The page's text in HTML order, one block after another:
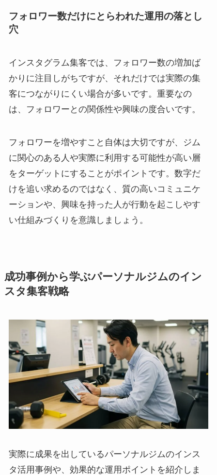
フォロワー数だけにとらわれた運用の落とし
穴
インスタグラム集客では、フォロワー数の増加ば
かりに注目しがちですが、それだけでは実際の集
客につながりにくい場合が多いです。重要なの
は、フォロワーとの関係性や興味の度合いです。
フォロワーを増やすこと自体は大切ですが、ジム
に関心のある人や実際に利用する可能性が高い層
をターゲットにすることがポイントです。数字だ
けを追い求めるのではなく、質の高いコミュニケ
ーションや、興味を持った人が行動を起こしやす
い仕組みづくりを意識しましょう。
成功事例から学ぶパーソナルジムのイン
スタ集客戦略
実際に成果を出しているパーソナルジムのインス
タ活用事例や、効果的な運用ポイントを紹介しま